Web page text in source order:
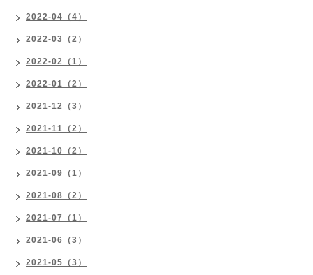
2022-04（4）
2022-03（2）
2022-02（1）
2022-01（2）
2021-12（3）
2021-11（2）
2021-10（2）
2021-09（1）
2021-08（2）
2021-07（1）
2021-06（3）
2021-05（3）